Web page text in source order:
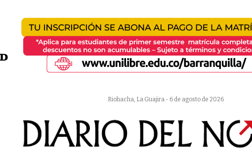
Riohacha, La Guajira - 6 de agosto de 2026